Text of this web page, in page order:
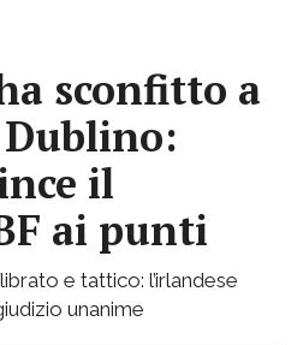
sconfitto a
il
ai punti
e tattico: l’irlandese
unanime